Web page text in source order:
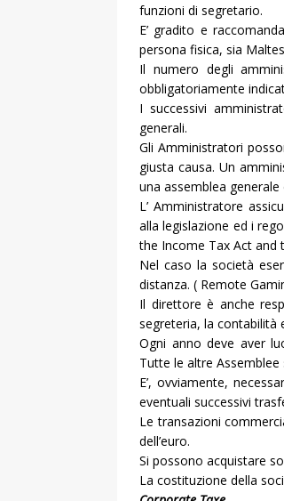
funzioni di segretario.
E’ gradito e
persona fisica, sia
Il numero degli
obbligatoriamente
I successivi
generali.
Gli Amministratori
giusta causa. Un
una assemblea generale
L’ Amministratore
alla legislazione ed i
the Income Tax Act and
Nel caso la società
distanza. ( Remote
Il direttore è anche
segreteria, la contabilità
Ogni anno deve aver
Tutte le altre
E’, ovviamente,
eventuali successivi
Le transazioni
dell’euro.
Si possono acquistare
La costituzione della